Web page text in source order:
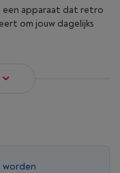
een apparaat dat retro
om jouw dagelijks
worden